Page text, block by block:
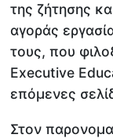
της ζήτησης
αγοράς
τους, που
Εxecutive
επόμενες
Στον